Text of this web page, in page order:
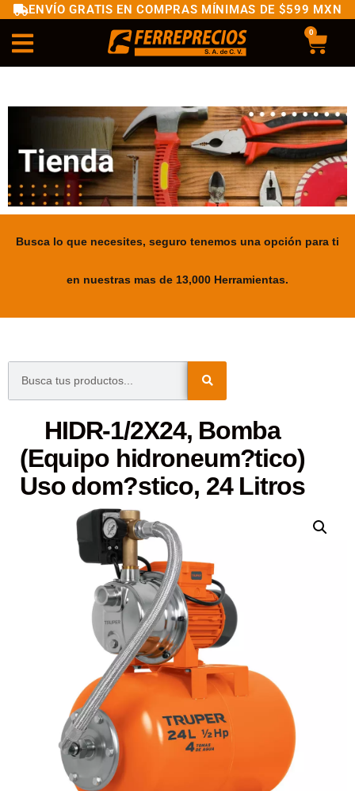
ENVÍO GRATIS EN COMPRAS MÍNIMAS DE $599 MXN
0
Busca lo que necesites, seguro tenemos una opción para ti
en nuestras mas de 13,000 Herramientas.
HIDR-1/2X24, Bomba
(Equipo hidroneum?tico)
Uso dom?stico, 24 Litros